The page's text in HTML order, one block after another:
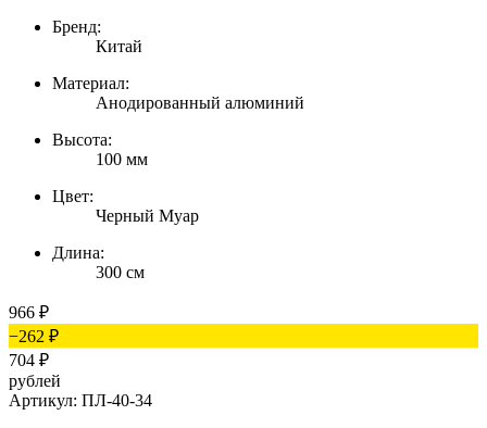
Бренд:
Китай
Материал:
Анодированный алюминий
Высота:
100 мм
Цвет:
Черный Муар
Длина:
300 см
966 ₽
−262 ₽
704 ₽
рублей
Артикул: ПЛ-40-34